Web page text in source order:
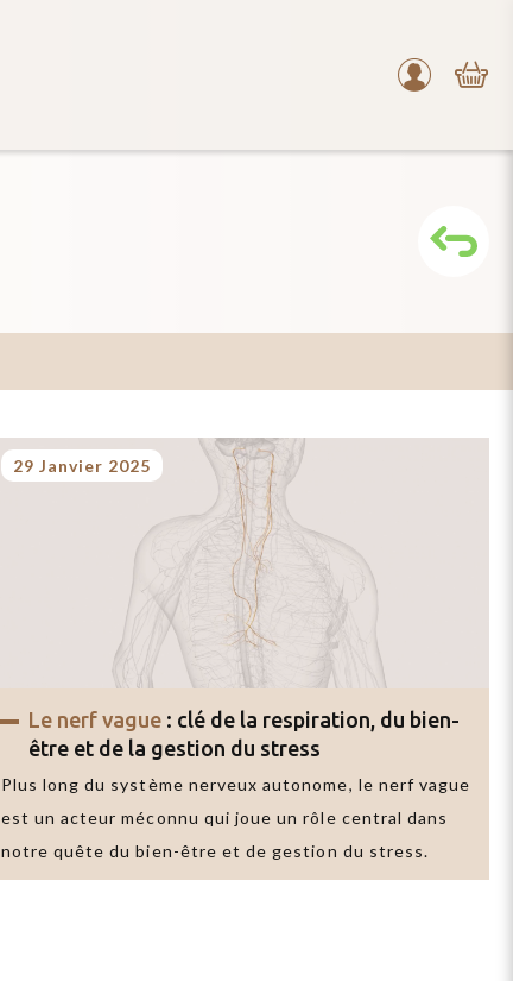
Mon
Le nerf vague: clé de la respiration, du bien-
être et de la gestion du stress
29 Janvier 2025
Plus long du système nerveux autonome, le nerf vague
est un acteur méconnu qui joue un rôle central dans
notre quête du bien-être et de gestion du stress.